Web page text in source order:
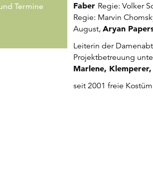
Termine
Faber Regie: Volker
Regie: Marvin
August, Aryan
Leiterin der
Projektbetreuung
Marlene,
seit 2001 freie